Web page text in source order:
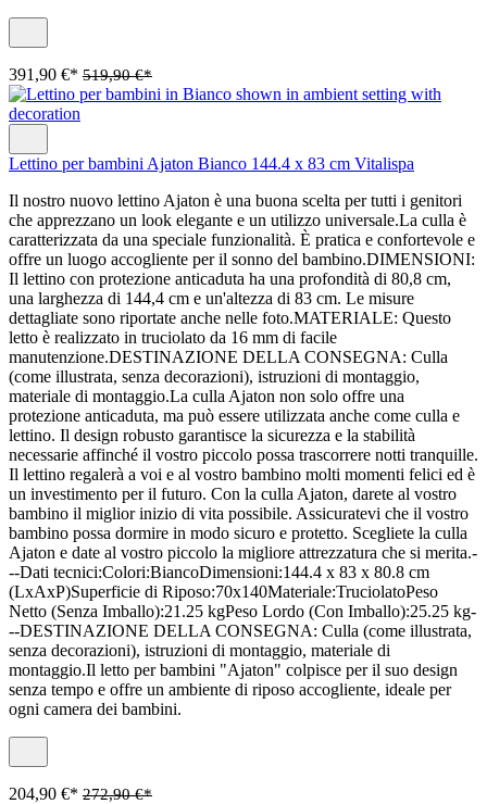
391,90 €* 519,90 €*
Lettino per bambini Ajaton Bianco 144.4 x 83 cm Vitalispa
Il nostro nuovo lettino Ajaton è una buona scelta per tutti i genitori
che apprezzano un look elegante e un utilizzo universale.La culla è
caratterizzata da una speciale funzionalità. È pratica e confortevole e
offre un luogo accogliente per il sonno del bambino.DIMENSIONI:
Il lettino con protezione anticaduta ha una profondità di 80,8 cm,
una larghezza di 144,4 cm e un'altezza di 83 cm. Le misure
dettagliate sono riportate anche nelle foto.MATERIALE: Questo
letto è realizzato in truciolato da 16 mm di facile
manutenzione.DESTINAZIONE DELLA CONSEGNA: Culla
(come illustrata, senza decorazioni), istruzioni di montaggio,
materiale di montaggio.La culla Ajaton non solo offre una
protezione anticaduta, ma può essere utilizzata anche come culla e
lettino. Il design robusto garantisce la sicurezza e la stabilità
necessarie affinché il vostro piccolo possa trascorrere notti tranquille.
Il lettino regalerà a voi e al vostro bambino molti momenti felici ed è
un investimento per il futuro. Con la culla Ajaton, darete al vostro
bambino il miglior inizio di vita possibile. Assicuratevi che il vostro
bambino possa dormire in modo sicuro e protetto. Scegliete la culla
Ajaton e date al vostro piccolo la migliore attrezzatura che si merita.-
--Dati tecnici:Colori:BiancoDimensioni:144.4 x 83 x 80.8 cm
(LxAxP)Superficie di Riposo:70x140Materiale:TruciolatoPeso
Netto (Senza Imballo):21.25 kgPeso Lordo (Con Imballo):25.25 kg-
--DESTINAZIONE DELLA CONSEGNA: Culla (come illustrata,
senza decorazioni), istruzioni di montaggio, materiale di
montaggio.Il letto per bambini "Ajaton" colpisce per il suo design
senza tempo e offre un ambiente di riposo accogliente, ideale per
ogni camera dei bambini.
204,90 €* 272,90 €*